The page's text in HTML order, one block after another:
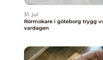
31. jul
Rörmokare i göteborg trygg vvs-hjälp i
vardagen